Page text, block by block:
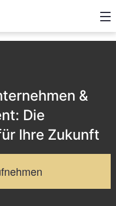
&
Die
Ihre Zukunft